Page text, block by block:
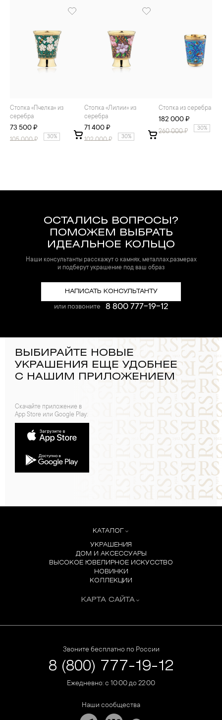
Стопка «Пчелка» из
серебра
73 500 ₽
105 000₽ 30%
Стопка «Лилии» из
серебра
71 400 ₽
102 000₽ 30%
Стопка из серебра
182 000 ₽
260 000₽ 30%
ОСТАЛИСЬ ВОПРОСЫ?
ПОМОЖЕМ ВЫБРАТЬ
ИДЕАЛЬНОЕ КОЛЬЦО
Наши консультанты расскажут о камнях, металлах,размерах
и подберут украшение под ваш образ
НАПИСАТЬ КОНСУЛЬТАНТУ
или позвоните 8 800 777-19-12
ВЫБИРАЙТЕ НОВЫЕ
УКРАШЕНИЯ ЕЩЕ УДОБНЕЕ
С НАШИМ ПРИЛОЖЕНИЕМ
Скачайте приложение в
App Store или Google Play:
КАТАЛОГ
УКРАШЕНИЯ
ДОМ И АКСЕССУАРЫ
ВЫСОКОЕ ЮВЕЛИРНОЕ ИСКУССТВО
НОВИНКИ
КОЛЛЕКЦИИ
КАРТА САЙТА
Звоните бесплатно по России
8 (800) 777-19-12
Ежедневно: с 10:00 до 22:00
Наши сообщества